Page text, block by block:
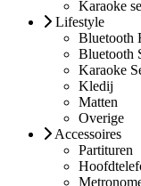
Karaoke
Lifestyle
Bluetooth
Bluetooth
Karaoke
Kledij
Matten
Overige
Accessoires
Partituren